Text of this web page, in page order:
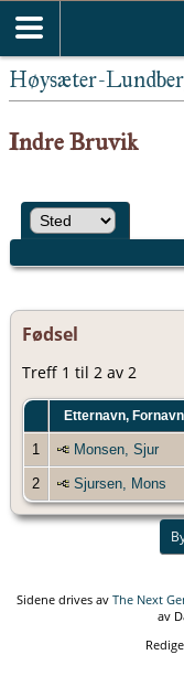
Høysæter-
Indre Bruvik
Fødsel
Treff 1 til 2 av 2
Etternavn, Fornavn
1 Monsen, Sjur
2 Sjursen, Mons
Sidene drives av The Next
av